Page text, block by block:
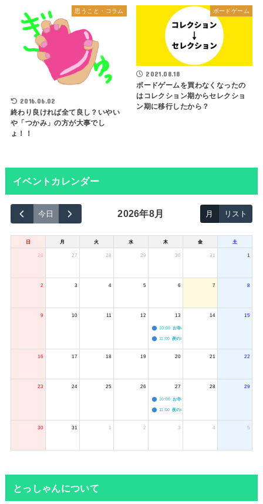
思うこと・コラム
2016.06.02
終わり良ければ全て良し？いやい
や「つかみ」の方が大事でし
ょ！！
ボードゲーム
2021.08.18
ボードゲームを買わなくなったの
はコレクション期からセレクショ
ン期に移行したから？
イベントカレンダー
今日 2026年8月 月 リスト
日 月 火 水 木 金 土
26 27 28 29 30 31 1
2 3 4 5 6 7 8
9 10 11 12 13
10:00 お寺のジャグリング教室
11:00 夜のボードゲーム会
14 15
16 17 18 19 20 21 22
23 24 25 26 27
10:00 お寺のジャグリング教室
11:00 夜のボードゲーム会
28 29
30 31 1 2 3 4 5
とっしゃんについて